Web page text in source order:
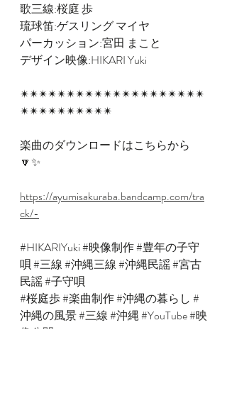
歌三線:桜庭 歩
琉球笛:ゲスリング マイヤ
パーカッション:宮田 まこと
デザイン映像:HIKARI Yuki
✴︎︎✴︎✴︎✴︎✴︎✴︎✴︎✴︎✴︎✴︎✴︎✴︎✴︎✴︎✴︎✴︎✴︎✴︎✴︎✴︎
✴︎✴︎✴︎✴︎✴︎✴︎✴︎✴︎✴︎✴︎
楽曲のダウンロードはこちらから
🔽✨
https://ayumisakuraba.bandcamp.com/tra
ck/-
#HIKARIYuki#映像制作#豊年の子守
唄#三線#沖縄三線#沖縄民謡#宮古
民謡#子守唄
#桜庭歩#楽曲制作#沖縄の暮らし #
沖縄の風景#三線#沖縄#YouTube#映
像公開